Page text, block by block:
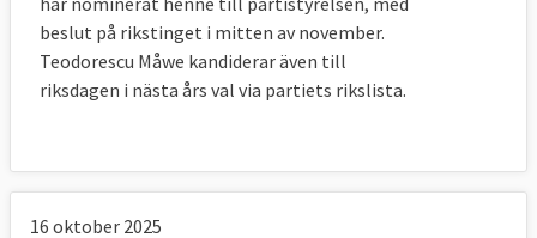
beslut på rikstinget i mitten av november.
Teodorescu Måwe kandiderar även till
riksdagen i nästa års val via partiets rikslista.
16 oktober 2025